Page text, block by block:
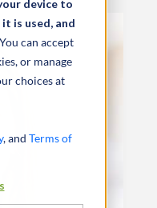
device to
is used, and
You can accept
or manage
choices at
, and Terms of